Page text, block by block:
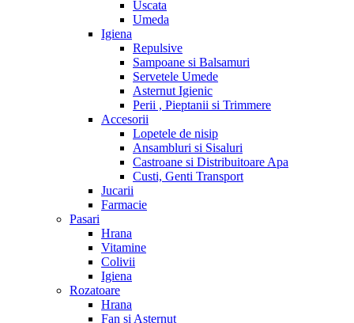
Uscata
Umeda
Igiena
Repulsive
Sampoane si Balsamuri
Servetele Umede
Asternut Igienic
Perii , Pieptanii si Trimmere
Accesorii
Lopetele de nisip
Ansambluri si Sisaluri
Castroane si Distribuitoare Apa
Custi, Genti Transport
Jucarii
Farmacie
Pasari
Hrana
Vitamine
Colivii
Igiena
Rozatoare
Hrana
Fan si Asternut